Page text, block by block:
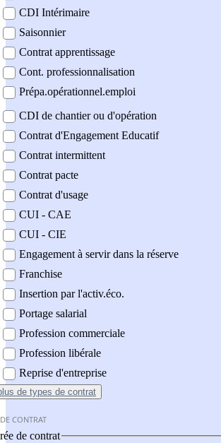
CDI Intérimaire
Saisonnier
Contrat apprentissage
Cont. professionnalisation
Prépa.opérationnel.emploi
CDI de chantier ou d'opération
Contrat d'Engagement Educatif
Contrat intermittent
Contrat pacte
Contrat d'usage
CUI - CAE
CUI - CIE
Engagement à servir dans la réserve
Franchise
Insertion par l'activ.éco.
Portage salarial
Profession commerciale
Profession libérale
Reprise d'entreprise
de types de contrat
CONTRAT
de contrat